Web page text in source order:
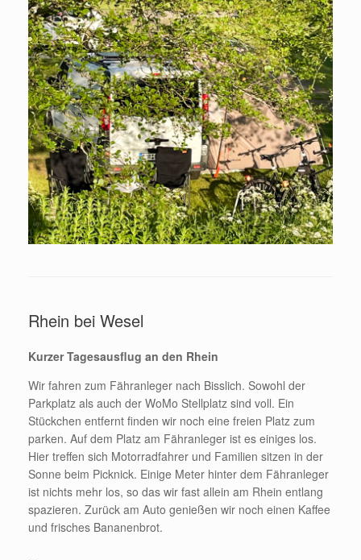
Rhein bei Wesel
Kurzer Tagesausflug an den Rhein
Wir fahren zum Fähranleger nach Bisslich. Sowohl der
Parkplatz als auch der WoMo Stellplatz sind voll. Ein
Stückchen entfernt finden wir noch eine freien Platz zum
parken. Auf dem Platz am Fähranleger ist es einiges los.
Hier treffen sich Motorradfahrer und Familien sitzen in der
Sonne beim Picknick. Einige Meter hinter dem Fähranleger
ist nichts mehr los, so das wir fast allein am Rhein entlang
spazieren. Zurück am Auto genießen wir noch einen Kaffee
und frisches Bananenbrot.